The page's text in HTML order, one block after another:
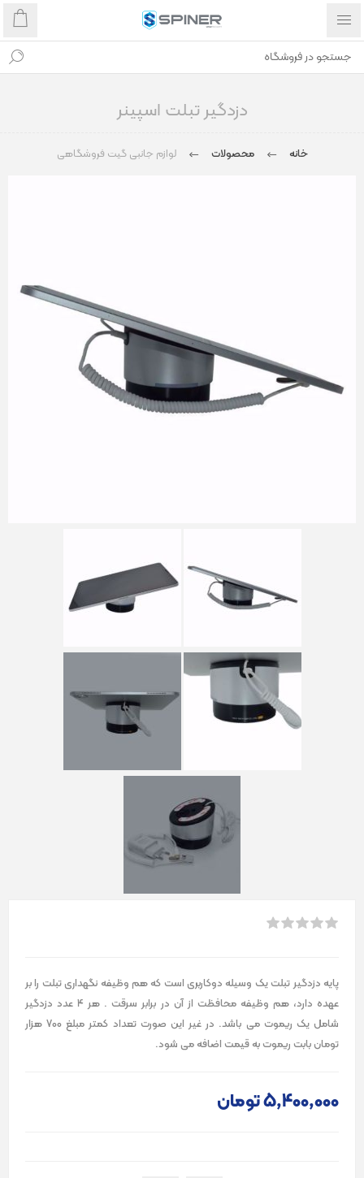
دزدگیر تبلت اسپینر
خانه محصولات لوازم جانبی گیت فروشگاهی
پایه دزدگیر تبلت یک وسیله دوکاربری است که هم وظیفه نگهداری تبلت را بر
عهده دارد، هم وظیفه محافظت از آن در برابر سرقت . هر 4 عدد دزدگیر
شامل یک ریموت می باشد. در غیر این صورت تعداد کمتر مبلغ 700 هزار
تومان بابت ریموت به قیمت اضافه می شود.
5٬400٬000 تومان